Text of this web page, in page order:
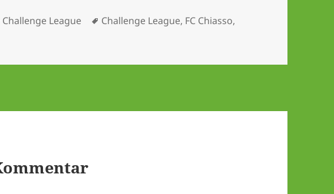
Kategorien
Challenge League Schlagwörter
Challenge League, FC Chiasso,